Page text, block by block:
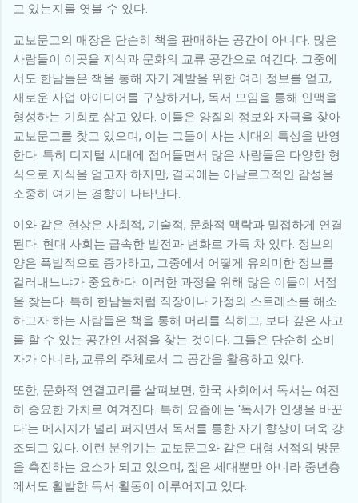
고 있는지를 엿볼 수 있다.
교보문고의 매장은 단순히 책을 판매하는 공간이 아니다. 많은
사람들이 이곳을 지식과 문화의 교류 공간으로 여긴다. 그중에
서도 한남들은 책을 통해 자기 계발을 위한 여러 정보를 얻고,
새로운 사업 아이디어를 구상하거나, 독서 모임을 통해 인맥을
형성하는 기회로 삼고 있다. 이들은 양질의 정보와 자극을 찾아
교보문고를 찾고 있으며, 이는 그들이 사는 시대의 특성을 반영
한다. 특히 디지털 시대에 접어들면서 많은 사람들은 다양한 형
식으로 지식을 얻고자 하지만, 결국에는 아날로그적인 감성을
소중히 여기는 경향이 나타난다.
이와 같은 현상은 사회적, 기술적, 문화적 맥락과 밀접하게 연결
된다. 현대 사회는 급속한 발전과 변화로 가득 차 있다. 정보의
양은 폭발적으로 증가하고, 그중에서 어떻게 유의미한 정보를
걸러내느냐가 중요하다. 이러한 과정을 위해 많은 이들이 서점
을 찾는다. 특히 한남들처럼 직장이나 가정의 스트레스를 해소
하고자 하는 사람들은 책을 통해 머리를 식히고, 보다 깊은 사고
를 할 수 있는 공간인 서점을 찾는 것이다. 그들은 단순히 소비
자가 아니라, 교류의 주체로서 그 공간을 활용하고 있다.
또한, 문화적 연결고리를 살펴보면, 한국 사회에서 독서는 여전
히 중요한 가치로 여겨진다. 특히 요즘에는 '독서가 인생을 바꾼
다'는 메시지가 널리 퍼지면서 독서를 통한 자기 향상이 더욱 강
조되고 있다. 이런 분위기는 교보문고와 같은 대형 서점의 방문
을 촉진하는 요소가 되고 있으며, 젊은 세대뿐만 아니라 중년층
에서도 활발한 독서 활동이 이루어지고 있다.